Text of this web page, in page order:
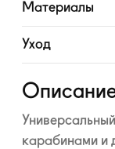
Материалы
Развернуть
Уход
Развернуть
Универсальный
карабинами и